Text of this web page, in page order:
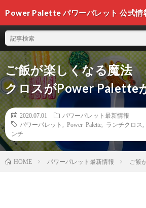
Power Palette パワーパレット 公式情
ご飯が楽しくなる魔法
クロスがPower Palette
2020.07.01
パワーパレット最新情報
パワーパレット
Power Palette ランチクロス
ンチ
HOME パワーパレット最新情報 ご飯